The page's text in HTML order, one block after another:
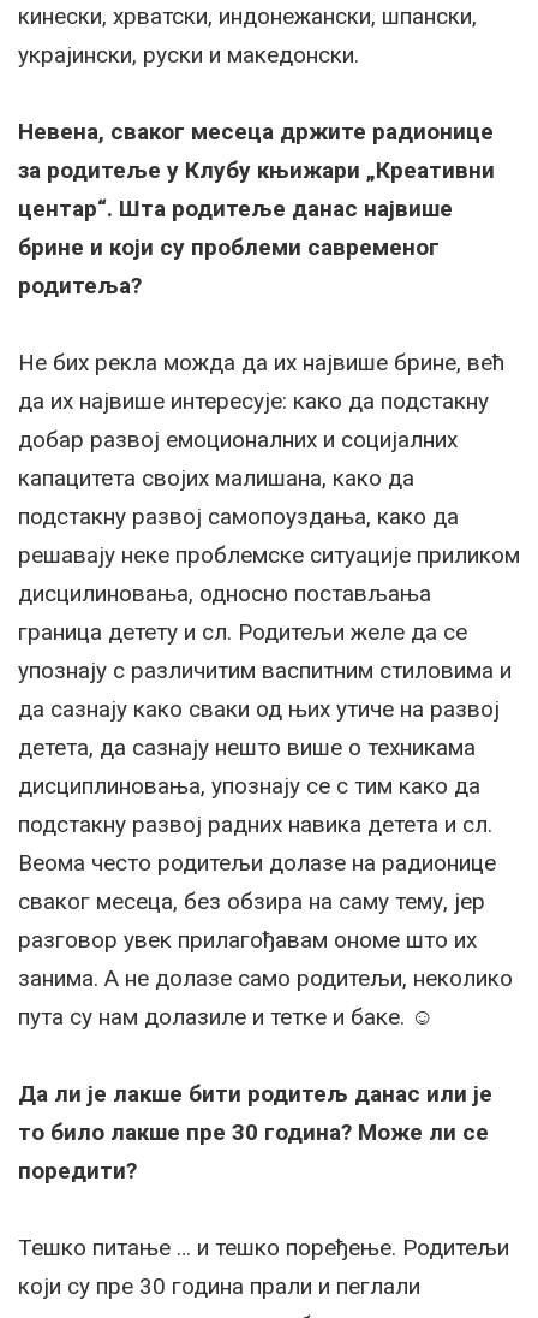
кинески, хрватски, индонежански, шпански,
украјински, руски и македонски.
Невена, сваког месеца држите радионице
за родитеље у Клубу књижари „Креативни
центар“. Шта родитеље данас највише
брине и који су проблеми савременог
родитеља?
Не бих рекла можда да их највише брине, већ
да их највише интересује: како да подстакну
добар развој емоционалних и социјалних
капацитета својих малишана, како да
подстакну развој самопоуздања, како да
решавају неке проблемске ситуације приликом
дисцилиновања, однoсно постављања
граница детету и сл. Родитељи желе да се
упознају с различитим васпитним стиловима и
да сазнају како сваки од њих утиче на развој
детета, да сазнају нешто више о техникама
дисциплиновања, упознају се с тим како да
подстакну развој радних навика детета и сл.
Веома често родитељи долазе на радионице
сваког месеца, без обзира на саму тему, јер
разговор увек прилагођавам ономе што их
занима. А не долазе само родитељи, неколико
пута су нам долазиле и тетке и баке. ☺
Да ли је лакше бити родитељ данас или је
то било лакше пре 30 година? Може ли се
поредити?
Тешко питање … и тешко поређење. Родитељи
који су пре 30 година прали и пеглали